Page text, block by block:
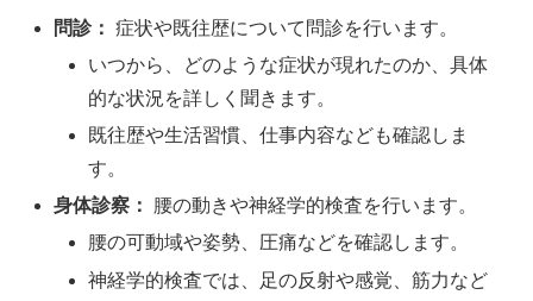
問診： 症状や既往歴について問診を行います。
いつから、どのような症状が現れたのか、具体
的な状況を詳しく聞きます。
既往歴や生活習慣、仕事内容なども確認しま
す。
身体診察：
腰の動きや神経学的検査を行います。
腰の可動域や姿勢、圧痛などを確認します。
神経学的検査では、足の反射や感覚、筋力など